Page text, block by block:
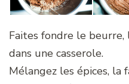
Faites fondre le
dans une casserole.
Mélangez les épices, la